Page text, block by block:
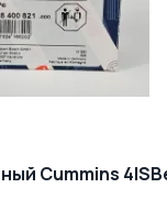
Cummins